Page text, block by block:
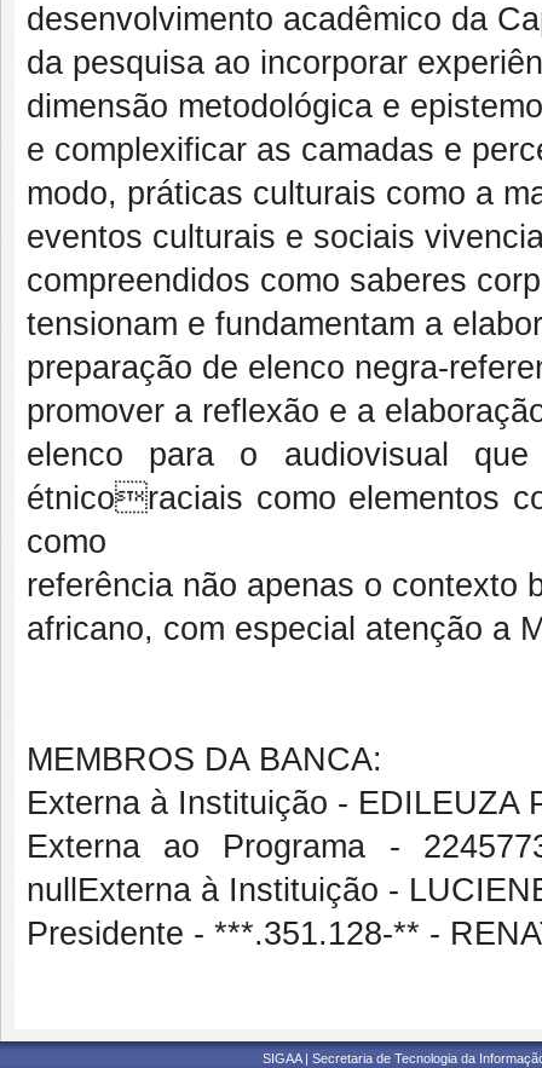
desenvolvimento acadêmico da
da pesquisa ao incorporar
dimensão metodológica e
e complexificar as camadas e
modo, práticas culturais como a
eventos culturais e sociais
compreendidos como saberes
tensionam e fundamentam a
preparação de elenco negra-
promover a reflexão e a
elenco para o audiovisual
étnicoraciais como elementos
como
referência não apenas o contexto
africano, com especial atenção a
MEMBROS DA BANCA:
Externa à Instituição - EDILEUZA
Externa ao Programa -
nullExterna à Instituição -
Presidente - ***.351.128-** -
SIGAA | Secretaria de Tecnologia da